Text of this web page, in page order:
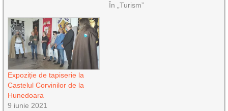
În „Turism”
Expoziție de tapiserie la
Castelul Corvinilor de la
Hunedoara
9 iunie 2021